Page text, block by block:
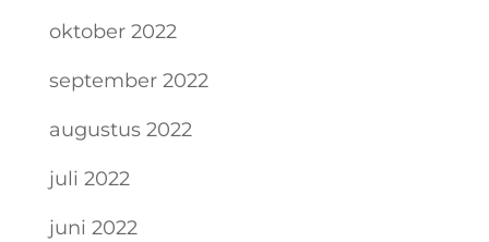
oktober 2022
september 2022
augustus 2022
juli 2022
juni 2022